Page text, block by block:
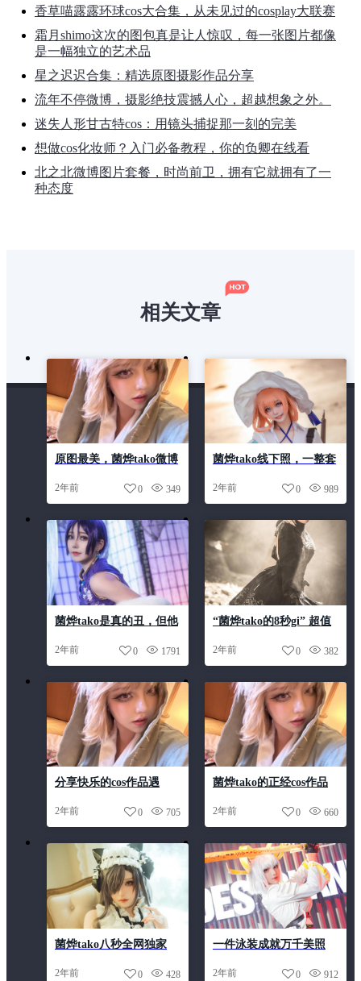
香草喵露露环球cos大合集，从未见过的cosplay大联赛
霜月shimo这次的图包真是让人惊叹，每一张图片都像
是一幅独立的艺术品
星之迟迟合集：精选原图摄影作品分享
流年不停微博，摄影绝技震撼人心，超越想象之外。
迷失人形甘古特cos：用镜头捕捉那一刻的完美
想做cos化妆师？入门必备教程，你的负卿在线看
北之北微博图片套餐，时尚前卫，拥有它就拥有了一
种态度
相关文章
原图最美，菌烨tako微博
2年前 349
0
菌烨tako线下照，一整套
2年前 989
0
菌烨tako是真的丑，但他
2年前 1791
0
“菌烨tako的8秒gi” 超值
2年前 382
0
分享快乐的cos作品遇
被封？
2年前 705
0
菌烨tako的正经cos作品
2年前 660
0
菌烨tako八秒全网独家
2年前 428
0
一件泳装成就万千美照
2年前 912
0